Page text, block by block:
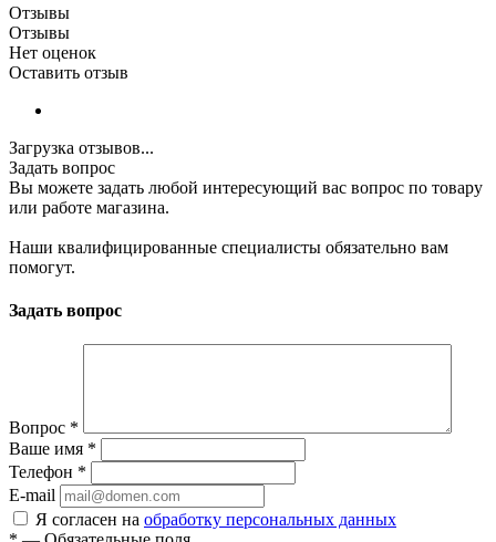
Отзывы
Отзывы
Нет оценок
Оставить отзыв
Загрузка отзывов...
Задать вопрос
Вы можете задать любой интересующий вас вопрос по товару
или работе магазина.
Наши квалифицированные специалисты обязательно вам
помогут.
Задать вопрос
Вопрос *
Ваше имя *
Телефон *
E-mail
Я согласен на обработку персональных данных